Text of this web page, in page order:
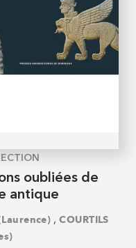
oubliées de
antique
,COURTILS